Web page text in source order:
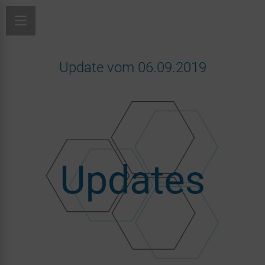
Update vom 06.09.2019